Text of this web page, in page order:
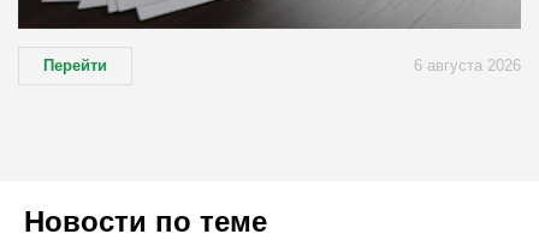
Новости по теме
Перейти 6 августа 2026